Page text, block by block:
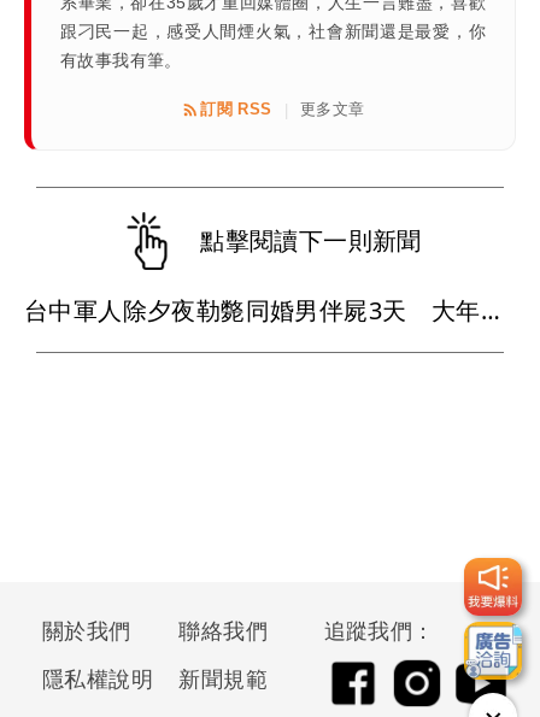
跟刁民一起，感受人間煙火氣，社會新聞還是最愛，你
有故事我有筆。
訂閱 RSS | 更多文章
點擊閱讀下一則新聞
台中軍人除夕夜勒斃同婚男伴屍3天 大年初三投案！家暴殺人罪起訴
關於我們
聯絡我們
隱私權說明
新聞規範
追蹤我們：